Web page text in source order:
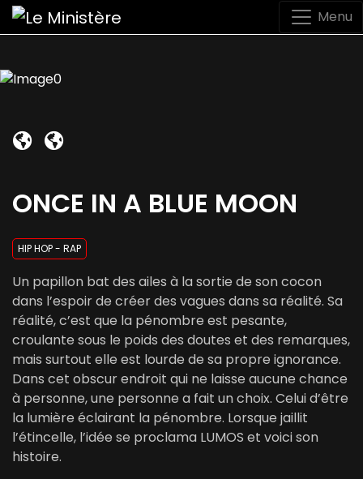
Menu
ONCE IN A BLUE MOON
HIP HOP - RAP
Un papillon bat des ailes à la sortie de son cocon
dans l’espoir de créer des vagues dans sa réalité. Sa
réalité, c’est que la pénombre est pesante,
croulante sous le poids des doutes et des remarques,
mais surtout elle est lourde de sa propre ignorance.
Dans cet obscur endroit qui ne laisse aucune chance
à personne, une personne a fait un choix. Celui d’être
la lumière éclairant la pénombre. Lorsque jaillit
l’étincelle, l’idée se proclama LUMOS et voici son
histoire.